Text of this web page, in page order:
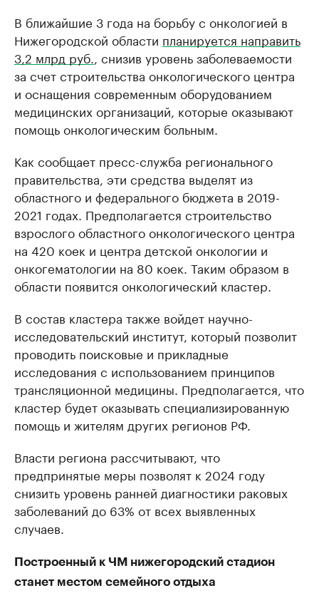
В ближайшие 3 года на борьбу с онкологией в
Нижегородской области планируется направить
3,2 млрд руб. , снизив уровень заболеваемости
за счет строительства онкологического центра
и оснащения современным оборудованием
медицинских организаций, которые оказывают
помощь онкологическим больным.
Как сообщает пресс-служба регионального
правительства, эти средства выделят из
областного и федерального бюджета в 2019-
2021 годах. Предполагается строительство
взрослого областного онкологического центра
на 420 коек и центра детской онкологии и
онкогематологии на 80 коек. Таким образом в
области появится онкологический кластер.
В состав кластера также войдет научно-
исследовательский институт, который позволит
проводить поисковые и прикладные
исследования с использованием принципов
трансляционной медицины. Предполагается, что
кластер будет оказывать специализированную
помощь и жителям других регионов РФ.
Власти региона рассчитывают, что
предпринятые меры позволят к 2024 году
снизить уровень ранней диагностики раковых
заболеваний до 63% от всех выявленных
случаев.
Построенный к ЧМ нижегородский стадион
станет местом семейного отдыха